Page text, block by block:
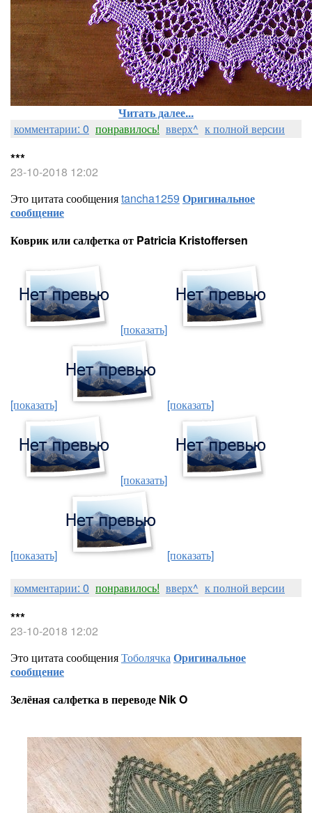
Читать далее...
комментарии: 0 понравилось! вверх^ к полной версии
***
23-10-2018 12:02
Это цитата сообщенияtancha1259 Оригинальное
сообщение
Коврик или салфетка от Patricia Kristoffersen
[показать]
[показать] [показать]
[показать]
[показать] [показать]
комментарии: 0 понравилось! вверх^ к полной версии
***
23-10-2018 12:02
Это цитата сообщенияТоболячкаОригинальное
сообщение
Зелёная салфетка в переводе Nik O